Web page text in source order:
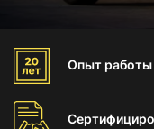
Опыт работы